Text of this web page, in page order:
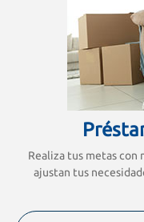
Realiza tus metas con
ajustan tus